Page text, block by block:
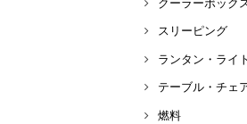
スリーピング
ランタン・ライト
テーブル・チェ
燃料